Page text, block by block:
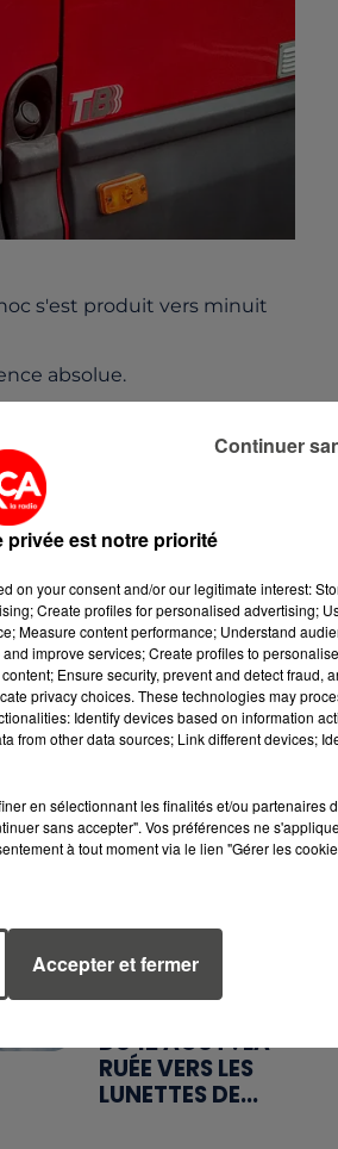
s'est produit vers minuit
absolue.
SAINEMENT
COÛTE 25 % PLUS
DU 12 AOÛT : LA
RUÉE VERS LES
LUNETTES DE...
privée est notre priorité
on your consent and/or our legitimate interest:
Create profiles for personalised advertising;
Measure content performance; Understand
improve services; Create profiles to
Ensure security, prevent and detect fraud,
privacy choices. These technologies may
Identify devices based on information
from other data sources; Link different devices;
en sélectionnant les finalités et/ou partenaires
sans accepter". Vos préférences ne
à tout moment via le lien "Gérer les
Accepter et fermer
Continuer